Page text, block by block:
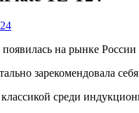
на рынке России
зарекомендовала
среди